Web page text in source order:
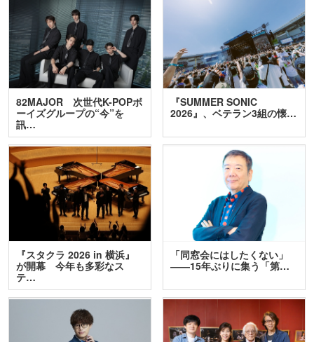
82MAJOR 次世代K-POPボ
ーイズグループの“今”を
訊…
『SUMMER SONIC
2026』、ベテラン3組の懐…
『スタクラ 2026 in 横浜』
が開幕 今年も多彩なス
テ…
「同窓会にはしたくない」
――15年ぶりに集う「第…